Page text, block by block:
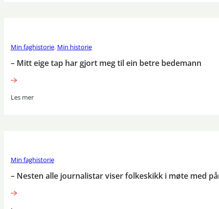
Min faghistorie, Min historie
– Mitt eige tap har gjort meg til ein betre bedemann
Les mer
Min faghistorie
– Nesten alle journalistar viser folkeskikk i møte med